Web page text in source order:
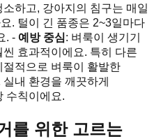
하고, 강아지의 침구는 매일
. 털이 긴 품종은 2~3일마다
. - 예방 중심: 벼룩이 생기기
효과적이에요. 특히 다른
적으로 벼룩이 활발한
내 환경을 깨끗하게
수칙이에요.
를 위한 고르는